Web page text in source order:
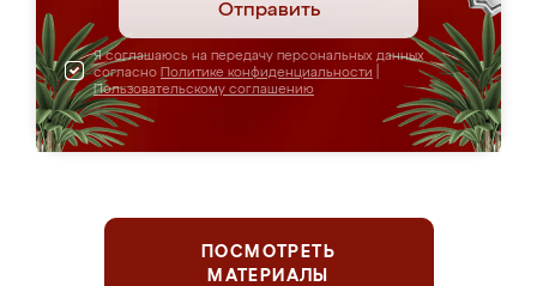
Отправить
Я соглашаюсь на передачу персональных данных
согласно Политике конфиденциальности
Пользовательскому соглашению
ПОСМОТРЕТЬ
МАТЕРИАЛЫ